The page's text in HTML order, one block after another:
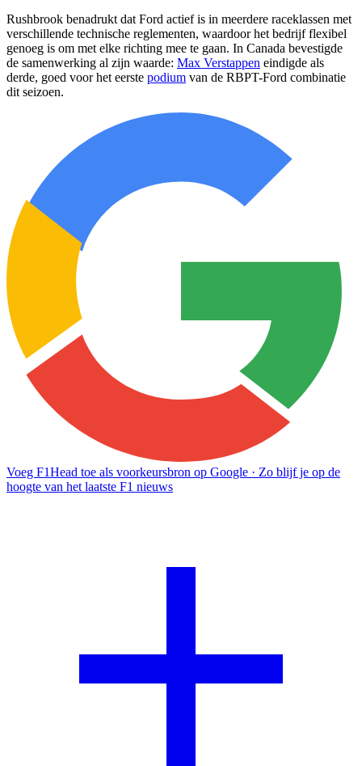
Rushbrook benadrukt dat Ford actief is in meerdere raceklassen met
verschillende technische reglementen, waardoor het bedrijf flexibel
genoeg is om met elke richting mee te gaan. In Canada bevestigde
de samenwerking al zijn waarde: Max Verstappen eindigde als
derde, goed voor het eerste podium van de RBPT-Ford combinatie
dit seizoen.
Voeg F1Head toe als voorkeursbron op Google · Zo blijf je op de
hoogte van het laatste F1 nieuws